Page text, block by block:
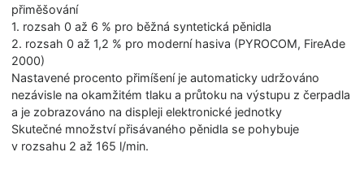
přiměšování
1. rozsah 0 až 6 % pro běžná syntetická pěnidla
2. rozsah 0 až 1,2 % pro moderní hasiva (PYROCOM, FireAde
2000)
Nastavené procento přimíšení je automaticky udržováno
nezávisle na okamžitém tlaku a průtoku na výstupu z čerpadla
a je zobrazováno na displeji elektronické jednotky
Skutečné množství přisávaného pěnidla se pohybuje
v rozsahu 2 až 165 l/min.